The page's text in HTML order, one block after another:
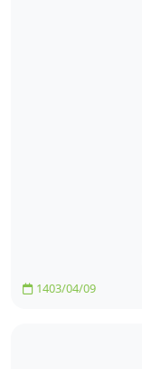
1403/04/09